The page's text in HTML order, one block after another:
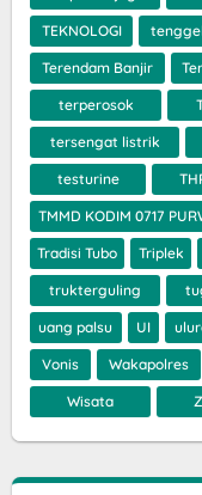
TEKNOLOGI
Terendam Banjir
terperosok
tersengat listrik
testurine
TMMD KODIM 0717
Tradisi Tubo Triplek
trukterguling
uang palsu UI
Vonis Wakapolres
Wisata